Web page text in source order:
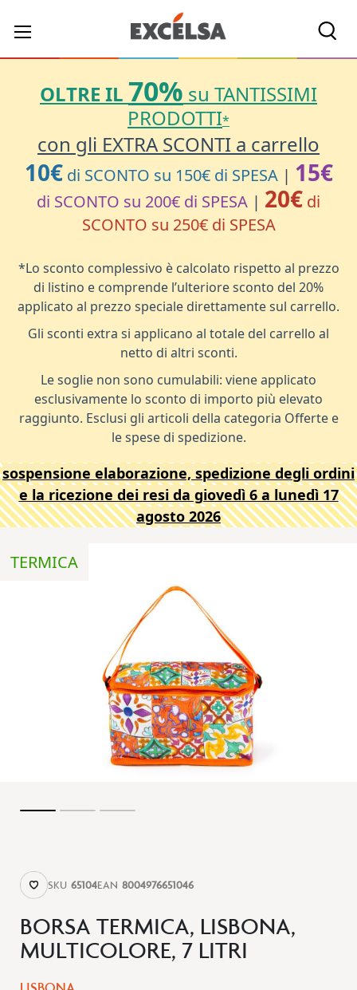
OLTRE IL 70% su TANTISSIMI
PRODOTTI*
con gli EXTRA SCONTI a carrello
10€ di SCONTO su 150€ di SPESA| 15€
di SCONTO su 200€ di SPESA | 20€ di
SCONTO su 250€ di SPESA
*Lo sconto complessivo è calcolato rispetto al prezzo
di listino e comprende l’ulteriore sconto del 20%
applicato al prezzo speciale direttamente sul carrello.
Gli sconti extra si applicano al totale del carrello al
netto di altri sconti.
Le soglie non sono cumulabili: viene applicato
esclusivamente lo sconto di importo più elevato
raggiunto. Esclusi gli articoli della categoria Offerte e
le spese di spedizione.
sospensione elaborazione, spedizione degli ordini
e la ricezione dei resi da giovedì 6 a lunedì 17
agosto 2026
TERMICA
BORSA TERMICA, LISBONA,
MULTICOLORE, 7 LITRI
SKU 65104EAN 8004976651046